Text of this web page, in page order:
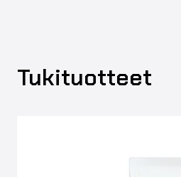
Tukituotteet